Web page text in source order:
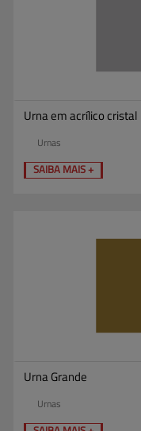
Urna em acrílico cristal
Urnas
SAIBA MAIS +
Urna Grande
Urnas